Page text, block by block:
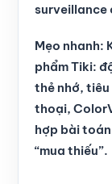
surveillance
Mẹo nhanh:
phẩm Tiki:
thẻ nhớ, tiêu
thoại,
hợp bài
“mua thiếu”.